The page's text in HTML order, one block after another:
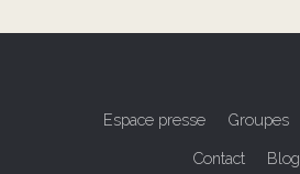
Espace presse Groupes
Contact Blog